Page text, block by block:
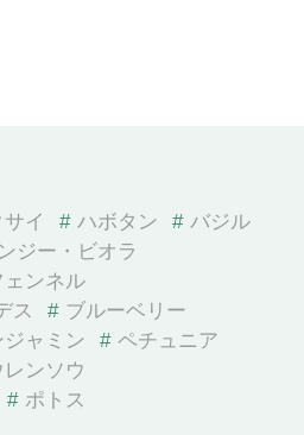
イ # ハボタン # バジル
ジー・ビオラ
ェンネル
ス # ブルーベリー
ジャミン # ペチュニア
レンソウ
# ポトス